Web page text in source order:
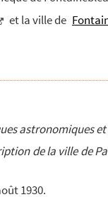
et la ville de
astronomiques
de la ville de
1930.